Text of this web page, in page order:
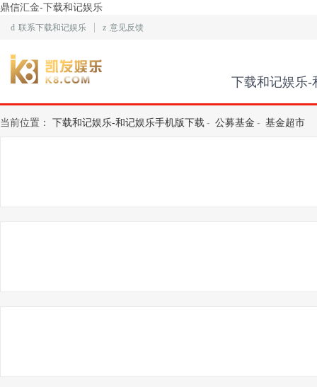
鼎信汇金-下载和记娱乐
d 联系下载和记娱乐 z 意见反馈
下载和记娱乐-
当前位置： 下载和记娱乐-和记娱乐手机版下载 公募基金 基金超市